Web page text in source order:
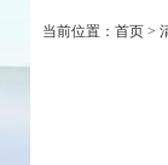
当前位置：首页 >